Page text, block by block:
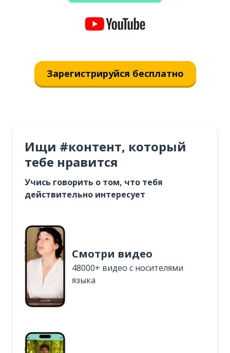
Зарегистрируйся бесплатно
Ищи #контент, который
тебе нравится
Учись говорить о том, что тебя
действительно интересует
Смотри видео
48000+ видео с носителями
языка